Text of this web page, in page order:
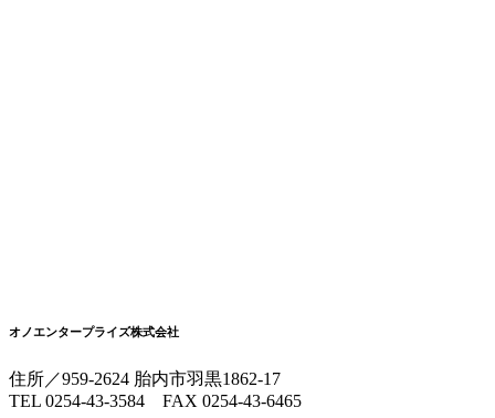
オノエンタープライズ株式会社
住所／959-2624 胎内市羽黒1862-17
TEL 0254-43-3584 FAX 0254-43-6465